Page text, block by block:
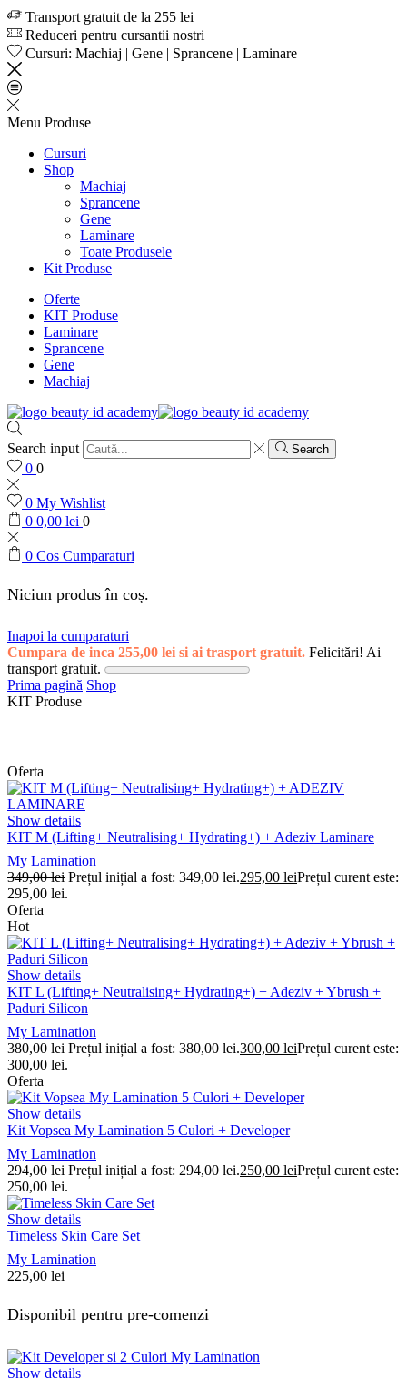
Transport gratuit de la 255 lei
Reduceri pentru cursantii nostri
Cursuri: Machiaj | Gene | Sprancene | Laminare
Menu Produse
Cursuri
Shop
Machiaj
Sprancene
Gene
Laminare
Toate Produsele
Kit Produse
Oferte
KIT Produse
Laminare
Sprancene
Gene
Machiaj
Search input Search
0 0
0 My Wishlist
0 0,00 lei 0
0 Cos Cumparaturi
Niciun produs în coș.
Inapoi la cumparaturi
Cumpara de inca 255,00 lei si ai trasport gratuit. Felicitări! Ai
transport gratuit.
Prima pagină Shop
KIT Produse
Oferta
Show details
KIT M (Lifting+ Neutralising+ Hydrating+) + Adeziv Laminare
My Lamination
349,00lei Prețul inițial a fost: 349,00 lei.295,00 leiPrețul curent este:
295,00 lei.
Oferta
Hot
Show details
KIT L (Lifting+ Neutralising+ Hydrating+) + Adeziv + Ybrush +
Paduri Silicon
My Lamination
380,00lei Prețul inițial a fost: 380,00 lei.300,00 leiPrețul curent este:
300,00 lei.
Oferta
Show details
Kit Vopsea My Lamination 5 Culori + Developer
My Lamination
294,00lei Prețul inițial a fost: 294,00 lei.250,00 leiPrețul curent este:
250,00 lei.
Show details
Timeless Skin Care Set
My Lamination
225,00 lei
Disponibil pentru pre-comenzi
Show details